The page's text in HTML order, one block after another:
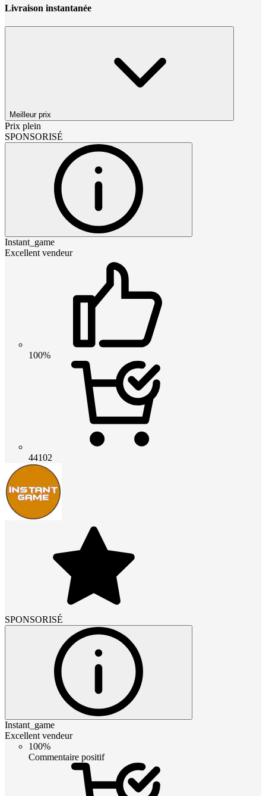
Livraison instantanée
Meilleur prix
Prix plein
SPONSORISÉ
Instant_game
Excellent vendeur
100%
44102
SPONSORISÉ
Instant_game
Excellent vendeur
100%
Commentaire positif